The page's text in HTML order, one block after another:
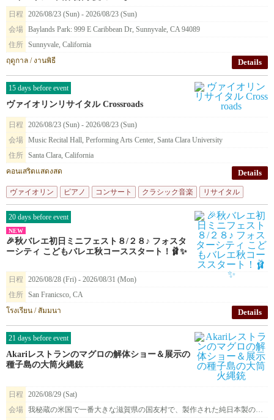
日程
2026/08/23 (Sun) - 2026/08/23 (Sun)
会場 Baylands Park: 999 E Caribbean Dr, Sunnyvale, CA 94089
住所 Sunnyvale, California
ฤดูกาล / งานพิธี
Details
15 days before event
ヴァイオリンリサイタル Crossroads
日程
2026/08/23 (Sun) - 2026/08/23 (Sun)
会場 Music Recital Hall, Performing Arts Center, Santa Clara University
住所 Santa Clara, California
คอนเสริตแสดงสด
Details
ヴァイオリン ピアノ コンサート クラシック音楽 リサイタル
20 days before event
NEW
🎉秋バレエ初日ミニフェスト８/２８♪ フォスタ
ーシティ こどもバレエ秋コーススタート！🩰✨
日程
2026/08/28 (Fri) - 2026/08/31 (Mon)
住所 San Franicsco, CA
โรงเรียน / สัมมนา
Details
21 days before event
Akariレストランのマグロの解体ショー＆展示の
種子島の大筒火縄銃
日程
2026/08/29 (Sat)
会場
我秘蔵の米国で一番大きな滋賀県の国友村で、製作された純日本製の種子島火縄銃を展示致します。